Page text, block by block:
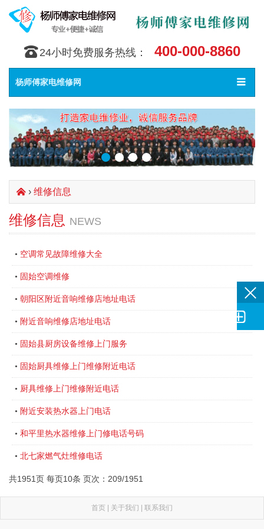
󰇯 24小时免费服务热线： 400-000-8860
Toggle
󰀥
杨师傅家电维修网
󰄫 › 维修信息
维修信息 NEWS
• 空调常见故障维修大全
• 固始空调维修
• 朝阳区附近音响维修店地址电话
• 附近音响维修店地址电话
• 固始县厨房设备维修上门服务
• 固始厨具维修上门维修附近电话
• 厨具维修上门维修附近电话
• 附近安装热水器上门电话
• 和平里热水器维修上门修电话号码
• 北七家燃气灶维修电话
共1951页 每页10条 页次：209/1951
首页 | 关于我们 | 联系我们
